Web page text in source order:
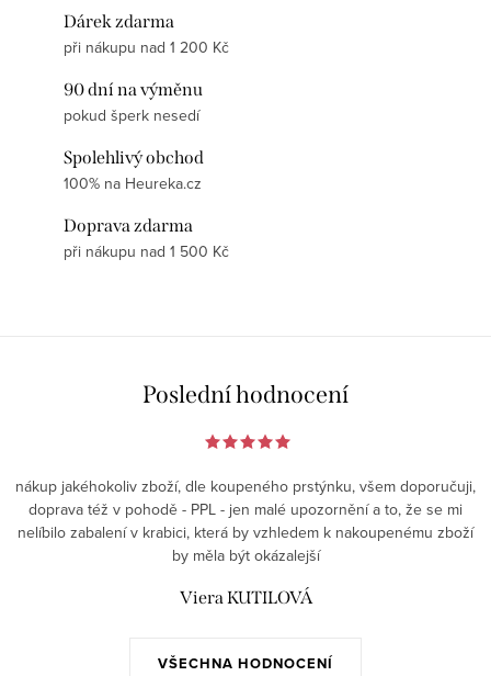
Dárek zdarma
při nákupu nad 1 200 Kč
90 dní na výměnu
pokud šperk nesedí
Spolehlivý obchod
100% na Heureka.cz
Doprava zdarma
při nákupu nad 1 500 Kč
Poslední hodnocení
VŠECHNA HODNOCENÍ
nákup jakéhokoliv zboží, dle koupeného prstýnku, všem doporučuji,
doprava též v pohodě - PPL - jen malé upozornění a to, že se mi
nelíbilo zabalení v krabici, která by vzhledem k nakoupenému zboží
by měla být okázalejší
Viera KUTILOVÁ